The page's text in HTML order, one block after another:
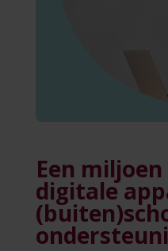
Een
digitale